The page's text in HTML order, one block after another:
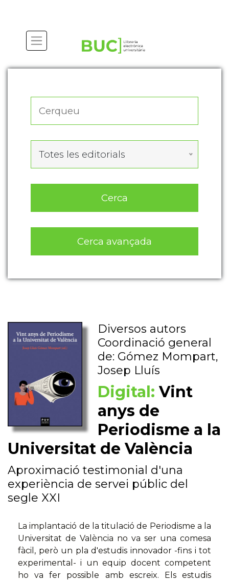
Totes les editorials
Cerca
Cerca avançada
Diversos autors
Coordinació general
de: Gómez Mompart,
Josep Lluís
Digital: Vint
anys de
Periodisme a la
Universitat de València
Aproximació testimonial d'una
experiència de servei públic del
segle XXI
La implantació de la titulació de Periodisme a la
Universitat de València no va ser una comesa
fàcil, però un pla d'estudis innovador -fins i tot
experimental- i un equip docent competent
ho va fer possible amb escreix. Els estudis